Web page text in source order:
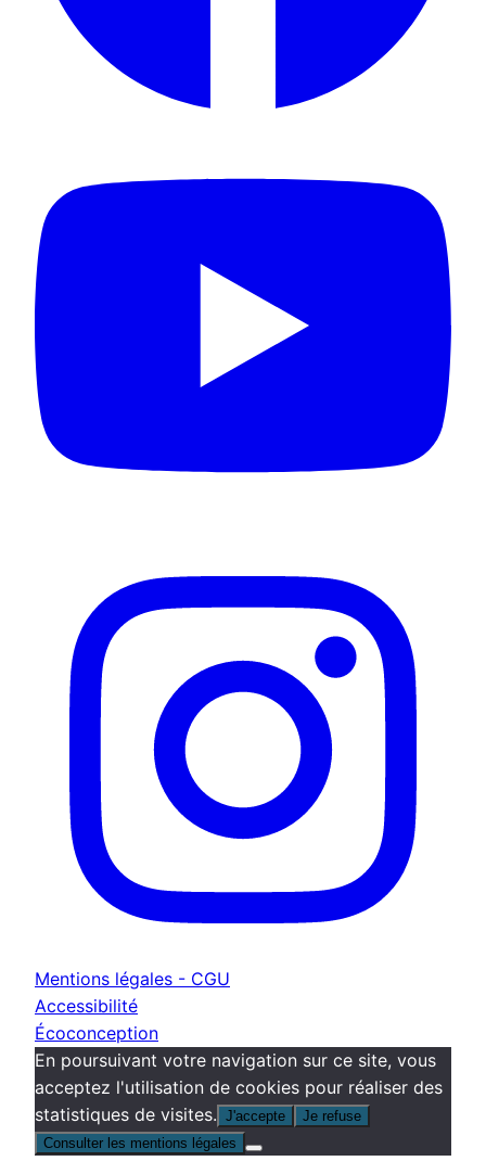
Mentions légales - CGU
Accessibilité
Écoconception
En poursuivant votre navigation sur ce site, vous
acceptez l'utilisation de cookies pour réaliser des
statistiques de visites. J'accepte
Je refuse
Consulter les mentions légales